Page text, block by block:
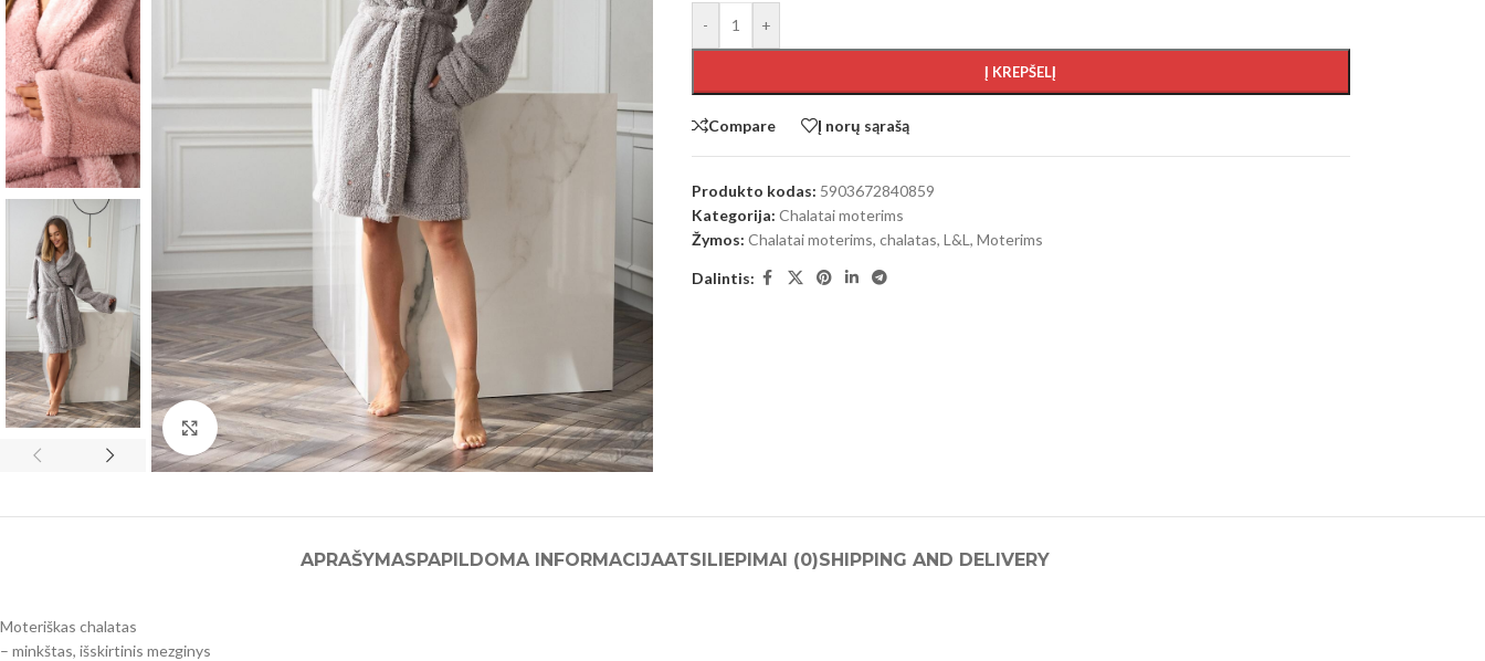
Click to enlarge
- +
Į KREPŠELĮ
Compare Į norų sąrašą
Produkto kodas: 5903672840859
Kategorija: Chalatai moterims
Žymos: Chalatai moterims, chalatas, L&L , Moterims
Dalintis:
APRAŠYMASPAPILDOMA INFORMACIJAATSILIEPIMAI (0)SHIPPING AND DELIVERY
Moteriškas chalatas
– minkštas, išskirtinis mezginys